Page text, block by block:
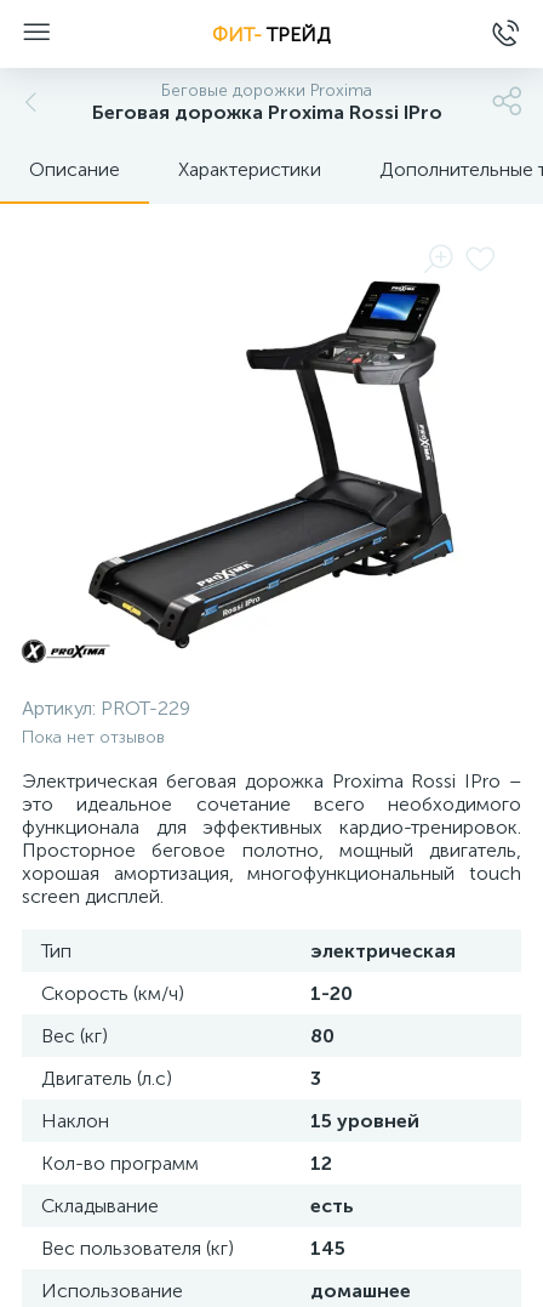
ФИТ-ТРЕЙД
Беговые дорожки Proxima
Беговая дорожка Proxima Rossi IPro
Описание Характеристики Дополнительные
Артикул: PROT-229
Пока нет отзывов
Электрическая беговая дорожка Proxima Rossi IPro –
это идеальное сочетание всего необходимого
функционала для эффективных кардио-тренировок.
Просторное беговое полотно, мощный двигатель,
хорошая амортизация, многофункциональный touch
screen дисплей.
Тип
электрическая
Скорость (км/ч)
1-20
Вес (кг)
80
Двигатель (л.с)
3
Наклон
15 уровней
Кол-во программ
12
Складывание
есть
Вес пользователя (кг)
145
Использование
домашнее